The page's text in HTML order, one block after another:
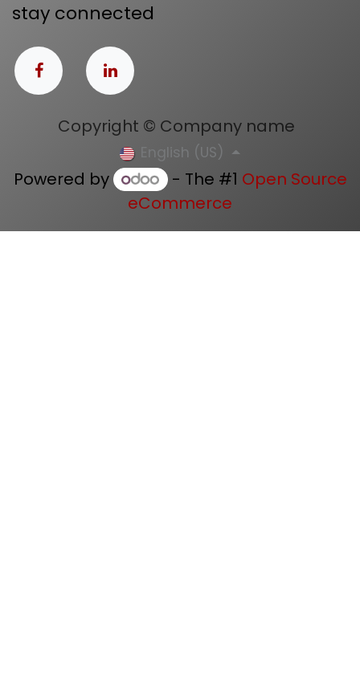
stay connected
Copyright © Company name
English (US)
Powered by - The #1 Open Source
eCommerce